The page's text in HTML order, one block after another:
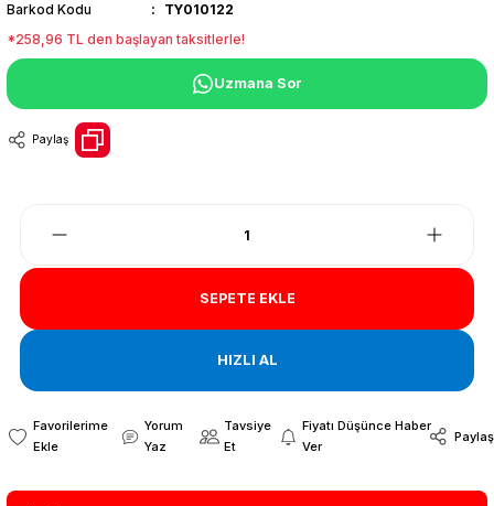
Barkod Kodu
TY010122
*258,96 TL den başlayan taksitlerle!
Uzmana Sor
Paylaş
SEPETE EKLE
HIZLI AL
Yorum
Yaz
Tavsiye
Et
Fiyatı Düşünce Haber
Ver
Paylaş